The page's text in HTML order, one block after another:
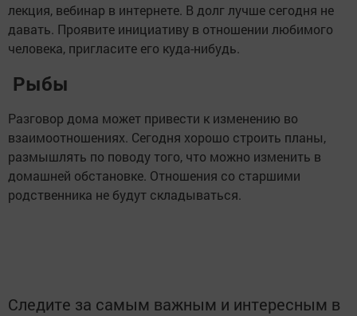
лекция, вебинар в интернете. В долг лучше сегодня не
давать. Проявите инициативу в отношении любимого
человека, пригласите его куда-нибудь.
Рыбы
Разговор дома может привести к изменению во
взаимоотношениях. Сегодня хорошо строить планы,
размышлять по поводу того, что можно изменить в
домашней обстановке. Отношения со старшими
родственника не будут складываться.
Следите за самым важным и интересным в